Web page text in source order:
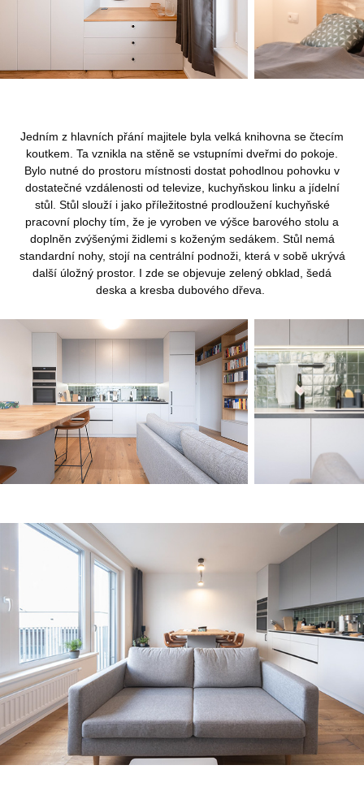
Jedním z hlavních přání majitele byla velká knihovna se čtecím
koutkem. Ta vznikla na stěně se vstupními dveřmi do pokoje.
Bylo nutné do prostoru místnosti dostat pohodlnou pohovku v
dostatečné vzdálenosti od televize, kuchyňskou linku a jídelní
stůl. Stůl slouží i jako příležitostné prodloužení kuchyňské
pracovní plochy tím, že je vyroben ve výšce barového stolu a
doplněn zvýšenými židlemi s koženým sedákem. Stůl nemá
standardní nohy, stojí na centrální podnoži, která v sobě ukrývá
další úložný prostor. I zde se objevuje zelený obklad, šedá
deska a kresba dubového dřeva.